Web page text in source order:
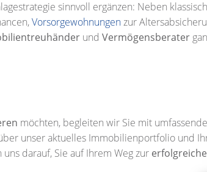
sinnvoll ergänzen: Neben
Vorsorgewohnungenzur
und Vermögensberater
möchten, begleiten wir Sie mit
unser aktuelles Immobilienportfolio und
uns darauf, Sie auf Ihrem Weg zur